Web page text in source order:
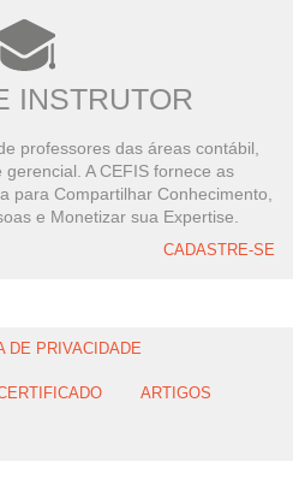
INSTRUTOR
professores das áreas contábil,
A CEFIS fornece as
para Compartilhar Conhecimento,
e Monetizar sua Expertise.
CADASTRE-SE
DE PRIVACIDADE
ARTIGOS